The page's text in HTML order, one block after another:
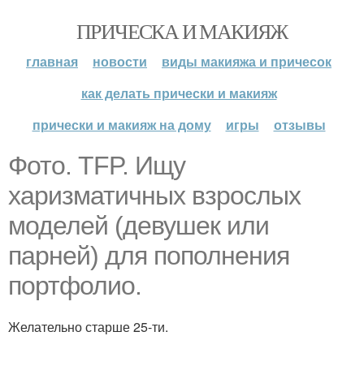
ПРИЧЕСКА И МАКИЯЖ
главная новости
виды макияжа и причесок
как делать прически и макияж
прически и макияж на дому
игры отзывы
Фото. TFP. Ищу
харизматичных взрослых
моделей (девушек или
парней) для пополнения
портфолио.
Желательно старше 25-ти.